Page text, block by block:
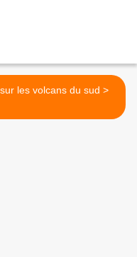
sur les volcans du sud >